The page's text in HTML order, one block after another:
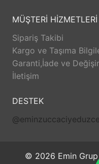
MÜŞTERİ HİZMETLERİ
Sipariş Takibi
Kargo ve Taşıma
Garanti,İade ve
İletişim
DESTEK
@eminzuccaciyeduzce
© 2026 Emin Grup